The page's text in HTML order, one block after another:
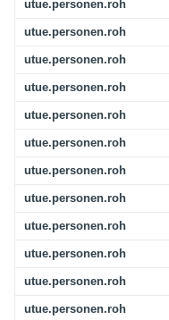
utue.personen.roh
utue.personen.roh
utue.personen.roh
utue.personen.roh
utue.personen.roh
utue.personen.roh
utue.personen.roh
utue.personen.roh
utue.personen.roh
utue.personen.roh
utue.personen.roh
utue.personen.roh